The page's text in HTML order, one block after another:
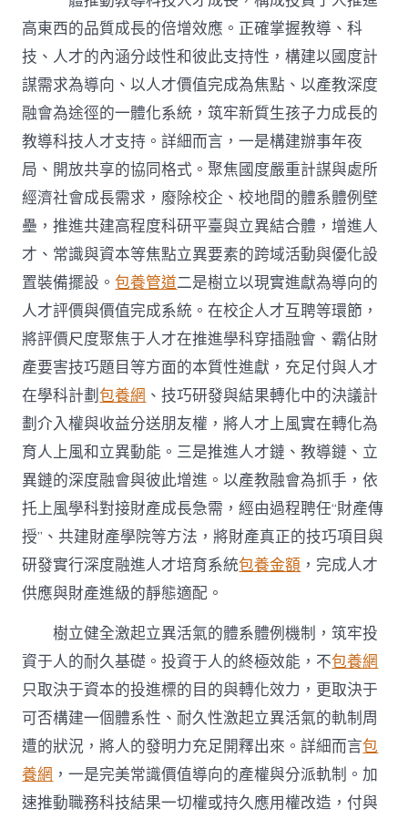
高東西的品質成長的倍增效應。正確掌握教導、科
技、人才的內涵分歧性和彼此支持性，構建以國度計
謀需求為導向、以人才價值完成為焦點、以產教深度
融會為途徑的一體化系統，筑牢新質生孩子力成長的
教導科技人才支持。詳細而言，一是構建辦事年夜
局、開放共享的協同格式。聚焦國度嚴重計謀與處所
經濟社會成長需求，廢除校企、校地間的體系體例壁
壘，推進共建高程度科研平臺與立異結合體，增進人
才、常識與資本等焦點立異要素的跨域活動與優化設
置裝備擺設。包養管道二是樹立以現實進獻為導向的
人才評價與價值完成系統。在校企人才互聘等環節，
將評價尺度聚焦于人才在推進學科穿插融會、霸佔財
產要害技巧題目等方面的本質性進獻，充足付與人才
在學科計劃包養網 、技巧研發與結果轉化中的決議計
劃介入權與收益分送朋友權，將人才上風實在轉化為
育人上風和立異動能。三是推進人才鏈、教導鏈、立
異鏈的深度融會與彼此增進。以產教融會為抓手，依
托上風學科對接財產成長急需，經由過程聘任“財產傳
授”、共建財產學院等方法，將財產真正的技巧項目與
研發實行深度融進人才培育系統包養金額 ，完成人才
供應與財產進級的靜態適配。
樹立健全激起立異活氣的體系體例機制，筑牢投
資于人的耐久基礎。投資于人的終極效能，不包養網
只取決于資本的投進標的目的與轉化效力，更取決于
可否構建一個體系性、耐久性激起立異活氣的軌制周
遭的狀況，將人的發明力充足開釋出來。詳細而言包
養網 ，一是完美常識價值導向的產權與分派軌制。加
速推動職務科技結果一切權或持久應用權改造，付與